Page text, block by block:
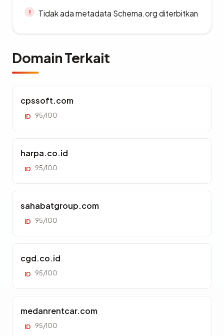
Tidak ada metadata Schema.org diterbitkan
Domain Terkait
cpssoft.com
ID 95/100
harpa.co.id
ID 95/100
sahabatgroup.com
ID 95/100
cgd.co.id
ID 95/100
medanrentcar.com
ID 95/100